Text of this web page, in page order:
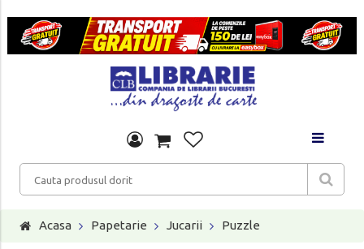
Acasa Papetarie Jucarii Puzzle